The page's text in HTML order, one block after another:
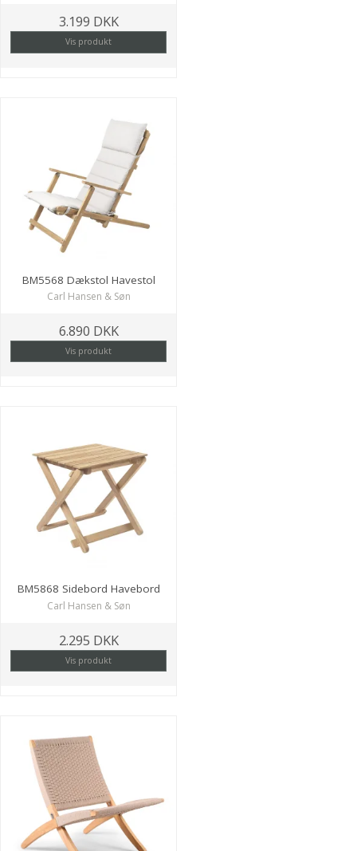
3.199 DKK
Vis produkt
BM5568 Dækstol Havestol
Carl Hansen & Søn
6.890 DKK
Vis produkt
BM5868 Sidebord Havebord
Carl Hansen & Søn
2.295 DKK
Vis produkt